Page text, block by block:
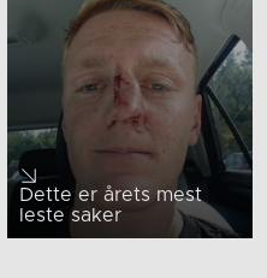
Dette er årets mest
leste saker